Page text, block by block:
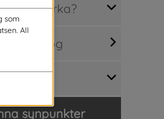
påverka?
synpunkter
som
All